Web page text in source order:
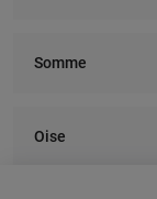
Somme
Oise